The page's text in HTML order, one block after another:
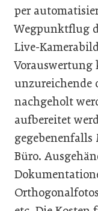
per
Wegpunktflug
Live-
Vorauswertung
unzureichende
nachgeholt
aufbereitet
gegebenenfalls
Büro.